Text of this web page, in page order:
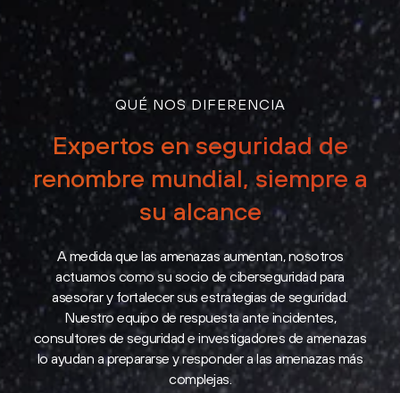
QUÉ NOS DIFERENCIA
Expertos en seguridad de
renombre mundial, siempre a
su alcance
A medida que las amenazas aumentan, nosotros
actuamos como su socio de ciberseguridad para
asesorar y fortalecer sus estrategias de seguridad.
Nuestro equipo de respuesta ante incidentes,
consultores de seguridad e investigadores de amenazas
lo ayudan a prepararse y responder a las amenazas más
complejas.